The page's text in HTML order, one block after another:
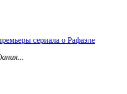
сериала о Рафаэле